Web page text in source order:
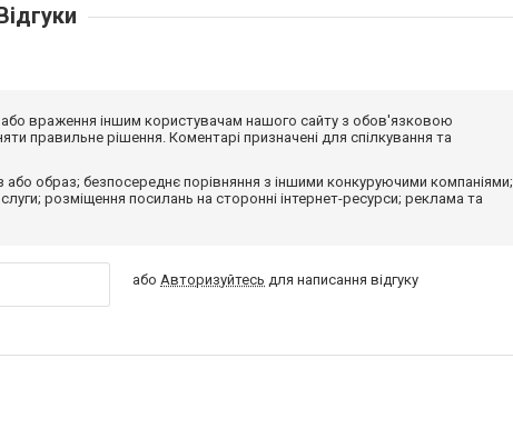
або враження іншим користувачам нашого сайту з обов'язковою
правильне рішення. Коментарі призначені для спілкування та
образ; безпосереднє порівняння з іншими конкуруючими компаніями;
розміщення посилань на сторонні інтернет-ресурси; реклама та
або Авторизуйтесь для написання відгуку